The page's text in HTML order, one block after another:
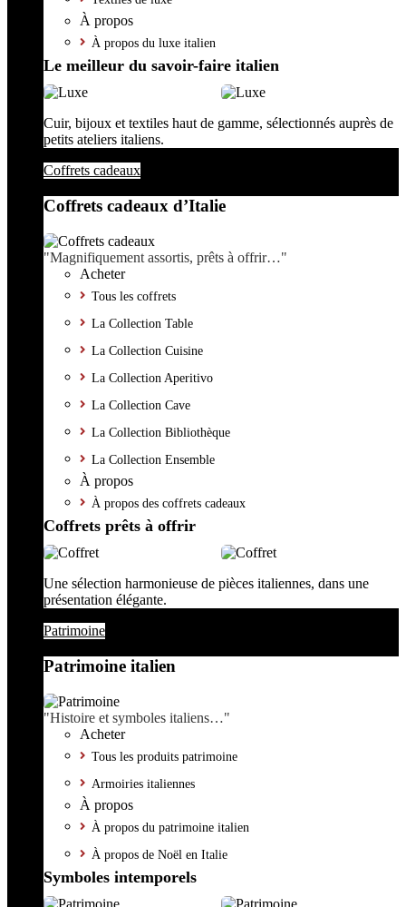
À propos
À propos du luxe italien
Le meilleur du savoir-faire italien
Cuir, bijoux et textiles haut de gamme, sélectionnés auprès de
petits ateliers italiens.
Coffrets cadeaux
Coffrets cadeaux d’Italie
"Magnifiquement assortis, prêts à offrir…"
Acheter
Tous les coffrets
La Collection Table
La Collection Cuisine
La Collection Aperitivo
La Collection Cave
La Collection Bibliothèque
La Collection Ensemble
À propos
À propos des coffrets cadeaux
Coffrets prêts à offrir
Une sélection harmonieuse de pièces italiennes, dans une
présentation élégante.
Patrimoine
Patrimoine italien
"Histoire et symboles italiens…"
Acheter
Tous les produits patrimoine
Armoiries italiennes
À propos
À propos du patrimoine italien
À propos de Noël en Italie
Symboles intemporels